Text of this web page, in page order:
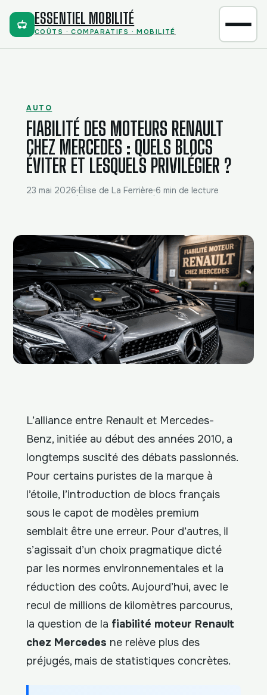
ESSENTIEL MOBILITÉ
COÛTS · COMPARATIFS · MOBILITÉ
AUTO
FIABILITÉ DES MOTEURS RENAULT
CHEZ MERCEDES : QUELS BLOCS
ÉVITER ET LESQUELS PRIVILÉGIER ?
23 mai 2026·Élise de La Ferrière·6 min de lecture
L’alliance entre Renault et Mercedes-
Benz, initiée au début des années 2010, a
longtemps suscité des débats passionnés.
Pour certains puristes de la marque à
l’étoile, l’introduction de blocs français
sous le capot de modèles premium
semblait être une erreur. Pour d’autres, il
s’agissait d’un choix pragmatique dicté
par les normes environnementales et la
réduction des coûts. Aujourd’hui, avec le
recul de millions de kilomètres parcourus,
la question de la fiabilité moteur Renault
chez Mercedes ne relève plus des
préjugés, mais de statistiques concrètes.